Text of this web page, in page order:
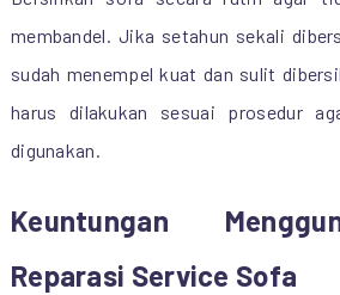
membandel. Jika setahun sekali
sudah menempel kuat dan sulit
harus dilakukan sesuai prosedur
digunakan.
Keuntungan
Reparasi Service Sofa